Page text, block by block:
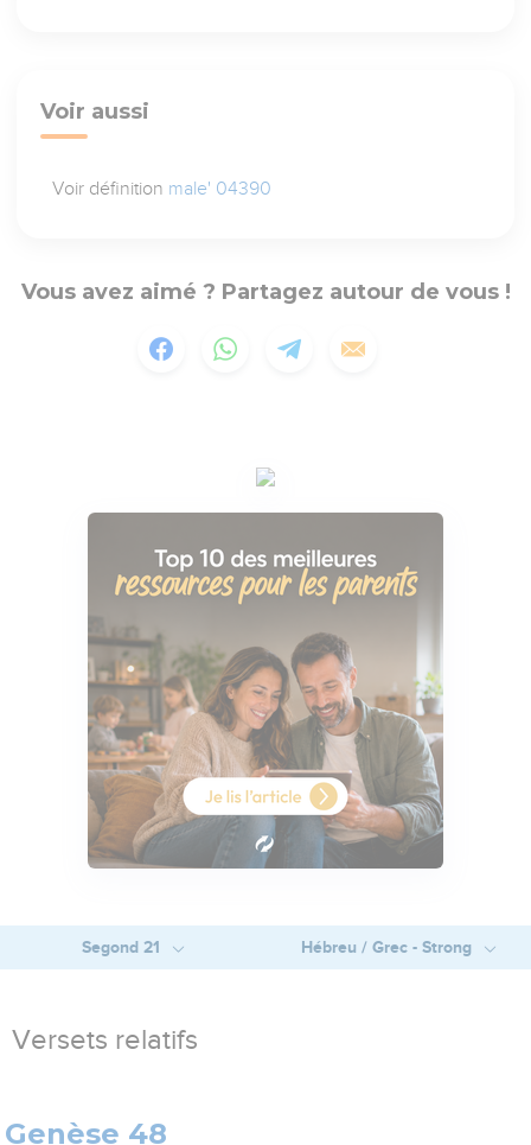
Voir aussi
Voir définition male' 04390
Vous avez aimé ? Partagez autour de vous !
Segond 21 Hébreu / Grec - Strong
Versets relatifs
Genèse 48